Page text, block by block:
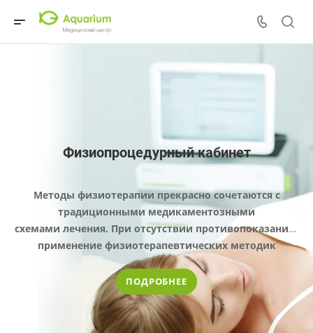
Физиопроцедурный кабинет
Методы физиотерапии прекрасно сочетаются с
традиционными медикаментозными
схемами лечения. При отсутствии противопоказаний,
применение физиотерапевтических методик
существенно ускоряет процесс выздоровления и
облегчает состояние пациента.
ПОДРОБНЕЕ